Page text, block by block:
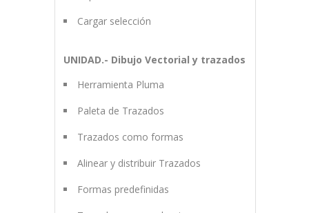
Cargar selección
UNIDAD.- Dibujo Vectorial y trazados
Herramienta Pluma
Paleta de Trazados
Trazados como formas
Alinear y distribuir Trazados
Formas predefinidas